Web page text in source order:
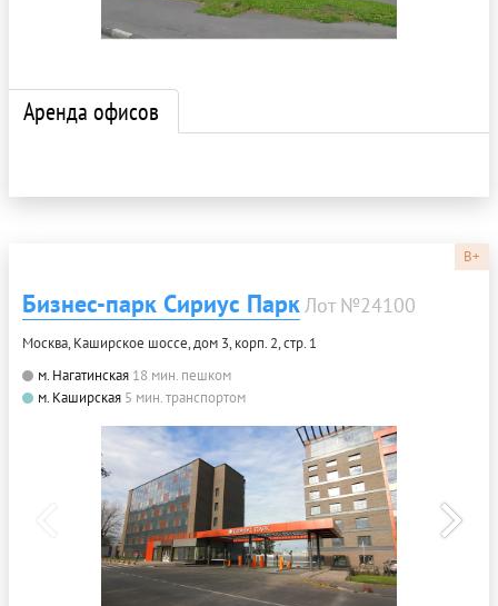
Аренда офисов
B+
Бизнес-парк Сириус ПаркЛот №24100
Москва, Каширское шоссе, дом 3, корп. 2, стр. 1
м. Нагатинская 18 мин. пешком
м. Каширская 5 мин. транспортом